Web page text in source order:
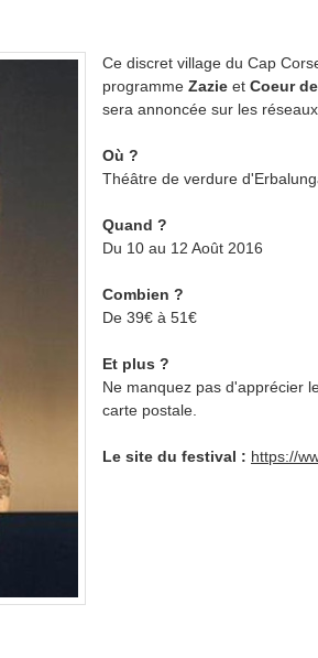
Ce discret village du Cap
programme Zazie et Coeur
sera annoncée sur les
Où ?
Théâtre de verdure
Quand ?
Du 10 au 12 Août 2016
Combien ?
De 39€ à 51€
Et plus ?
Ne manquez pas d'apprécier
carte postale.
Le site du festival : https://